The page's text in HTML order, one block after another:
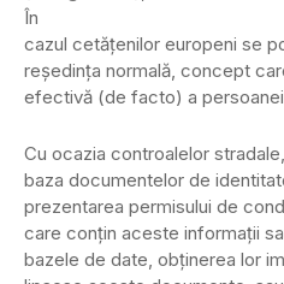
În
cazul cetăţenilor europeni se
reşedinţa normală, concept
efectivă (de facto) a
Cu ocazia controalelor
baza documentelor de
prezentarea permisului de
care conţin aceste informaţii
bazele de date, obţinerea lor